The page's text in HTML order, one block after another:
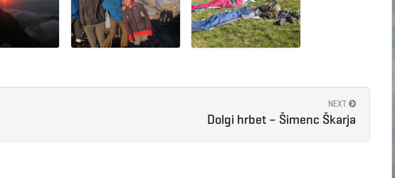
NEXT
Dolgi hrbet – Šimenc Škarja